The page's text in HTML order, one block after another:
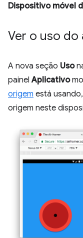
Dispositivo móvel
Ver o uso do
A nova seção Uso
painelAplicativo
origem está
origem neste